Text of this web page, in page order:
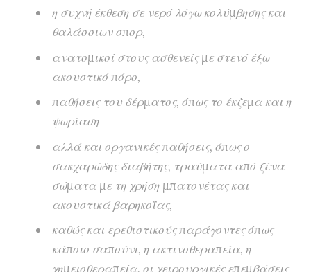
η συχνή έκθεση σε νερό λόγω κολύμβησης και
θαλάσσιων σπορ,
ανατομικοί στους ασθενείς με στενό έξω
ακουστικό πόρο,
παθήσεις του δέρματος, όπως το έκζεμα και η
ψωρίαση
αλλά και οργανικές παθήσεις, όπως ο
σακχαρώδης διαβήτης, τραύματα από ξένα
σώματα με τη χρήση μπατονέτας και
ακουστικά βαρηκοΐας,
καθώς και ερεθιστικούς παράγοντες όπως
κάποιο σαπούνι, η ακτινοθεραπεία, η
χημειοθεραπεία, οι χειρουργικές επεμβάσεις